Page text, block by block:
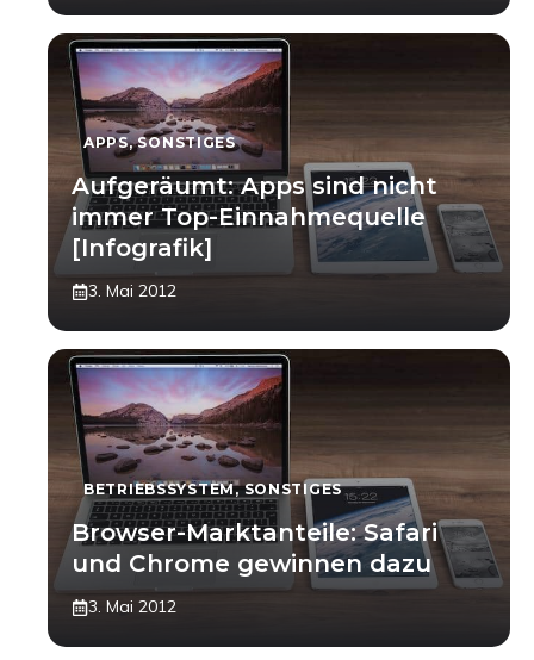
APPS,SONSTIGES
Aufgeräumt: Apps sind nicht
immer Top-Einnahmequelle
[Infografik]
3. Mai 2012
BETRIEBSSYSTEM,SONSTIGES
Browser-Marktanteile: Safari
und Chrome gewinnen dazu
3. Mai 2012